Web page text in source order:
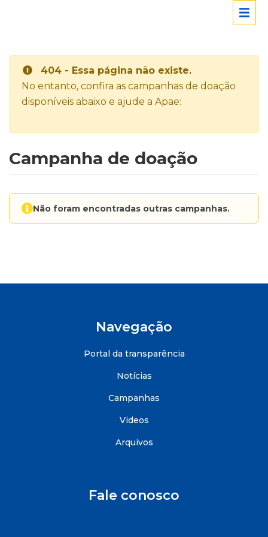
404 - Essa página não existe.
No entanto, confira as campanhas de doação
disponíveis abaixo e ajude a Apae:
Campanha de doação
Não foram encontradas outras campanhas.
Navegação
Portal da transparência
Notícias
Campanhas
Videos
Arquivos
Fale conosco